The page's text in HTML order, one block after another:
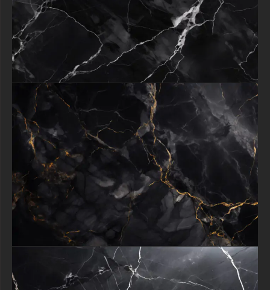
esthétique cinq étoiles sans séances photos coûteuses ni abonnements
à des banques d'images premium. »
Du branding de startup nécessitant une crédibilité instantanée aux
amateurs créant de magnifiques maquettes de décoration intérieure,
cette texture offre une valeur inégalée tout en maintenant la qualité
des ressources payantes.
Avec une utilisation personnelle et commerciale sans restriction, cette
texture de Marbre Noir aux Veines d'Or libère un potentiel créatif sans
limites.
Les marques de mode peuvent créer des lookbooks glamoureux, les
restaurateurs peuvent concevoir des menus haut de gamme, et les
artistes peuvent produire des œuvres d'art numériques vendables, tous
bénéficiant de sa sophistication inhérente.
La texture opère sa magie à la fois comme élément central audacieux
et accent subtil, s'adaptant sans effort aux sites web, aux supports
imprimés ou aux designs environnementaux.
En incorporant ce magnifique motif de marbre, vous n'améliorez pas
seulement un projet, vous l'imprégnez d'une sensation d'exclusivité et
de raffinement qui résonne auprès d'un public averti.
Téléchargez maintenant pour commencer à transformer les designs
ordinaires en déclarations extraordinaires de luxe.
Tout le contenu gratuit reste la propriété de free-3dtextureshd.com.
textures-3d-gratuiteshd.com